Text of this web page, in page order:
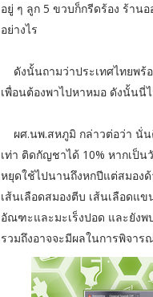
อยู่ ๆ ลูก 5 ขวบก็กรีดร้อง ร้าน
อย่างไร
ดังนั้นถามว่าประเทศไทยพ
เพื่อนต้องพาไปหาหมอ ดังนั้นนี่
ผศ.นพ.สหภูมิ กล่าวต่อว่า นั่
เท่า ติดกัญชาได้ 10% หากเป็
หยุดใช้ไปนานถึงหกปีแต่สมองด้
เส้นเลือดสมองตีบ เส้นเลือดแ
อัณฑะและมะเร็งปอด และยังพ
รวมถึงอาจจะมีผลในการพิจาร